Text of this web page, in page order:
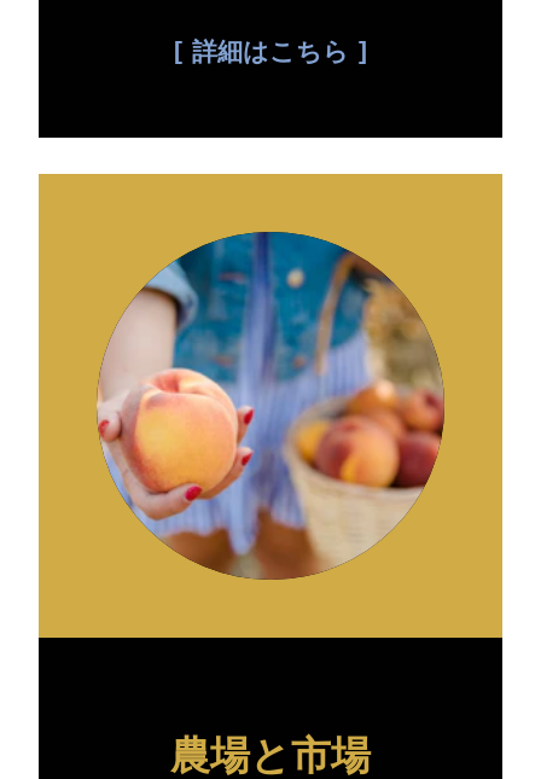
詳細はこちら
農場と市場